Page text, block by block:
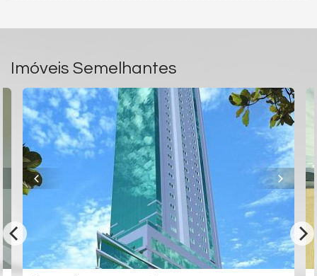
Imóveis Semelhantes